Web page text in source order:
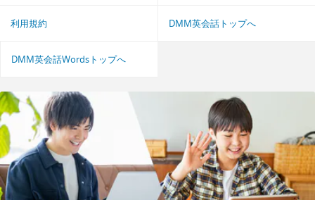
利用規約 DMM英会話トップへ
DMM英会話Wordsトップへ